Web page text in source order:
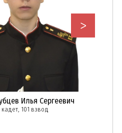
Илья Сергеевич
кадет, 101 взвод
>